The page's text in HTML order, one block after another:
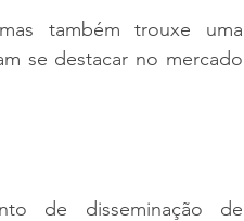
também trouxe uma
se destacar no mercado
de disseminação de